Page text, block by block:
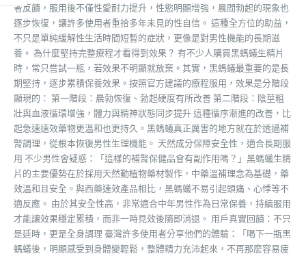
者反饋，服用後不僅性愛耐力提升，性慾明顯增強，晨間勃起的現象也
逐步恢復，讓許多使用者重拾多年未見的性自信。 這種全方位的助益，
不只是單純緩解性生活時間短暫的症狀，更像是對男性機能的長期滋
養。 為什麼堅持完整療程才看得到效果？ 有不少人購買黑螞蟻生精片
時，常只嘗試一瓶，若效果不明顯就放棄。其實，黑螞蟻最重要的是長
期堅持，逐步累積保養效果。按照官方建議的療程服用，效果是分階段
顯現的： 第一階段：晨勃恢復、勃起硬度有所改善 第二階段：陰莖粗
壯與血液循環增強，體力與精神狀態同步提升 這種循序漸進的改善，比
起急速速效藥物更溫和也更持久。黑螞蟻真正厲害的地方就在於透過補
腎調理，從根本恢復男性生理機能。 天然成分保障安全性，適合長期服
用 不少男性會疑惑：「這樣的補腎保健品會有副作用嗎？」黑螞蟻生精
片的主要優勢在於採用天然動植物藥材製作，中藥溫補理念為基礎，藥
效溫和且安全。與西藥速效產品相比，黑螞蟻不易引起頭痛、心悸等不
適反應。 由於其安全性高，非常適合中年男性作為日常保養，持續服用
才能讓效果穩定累積，而非一時見效後隨即消退。 用戶真實回饋：不只
是延時，更是全身調理 臺灣許多使用者分享他們的體驗：「喝下一瓶黑
螞蟻後，明顯感受到身體變輕鬆，整體精力充沛起來，不再那麼容易疲